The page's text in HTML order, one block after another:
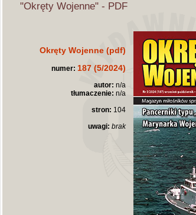
"Okręty Wojenne" - PDF
Okręty Wojenne (pdf)
numer: 187 (5/2024)
autor: n/a
tłumaczenie: n/a
stron: 104
uwagi: brak